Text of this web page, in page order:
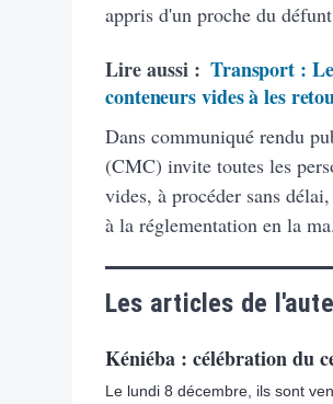
appris d'un proche du
Lire aussi : Transport :
conteneurs vides à les
Dans communiqué rendu
(CMC) invite toutes les
vides, à procéder sans
à la réglementation en la ma.
Les articles de
Kéniéba : célébration du
Le lundi 8 décembre, ils sont